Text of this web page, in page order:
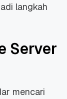
langkah
Server
mencari